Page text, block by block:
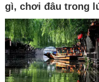
gì, chơi đâu trong